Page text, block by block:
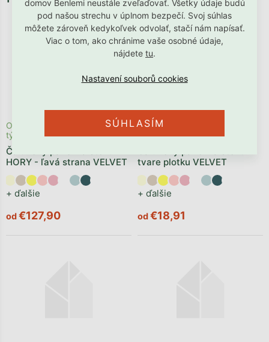
domov Benlemi neustále zveľaďovať. Všetky údaje budú
pod našou strechu v úplnom bezpečí. Svoj súhlas
môžete zároveň kedykoľvek odvolať, stačí nám napísať.
Viac o tom, ako chránime vaše osobné údaje,
nájdete tu.
SÚHLASÍM
Čalúnený panel na stenu
HORY - ľavá strana VELVET
+ ďalšie
Odosielame počas 2 - 4
týždňov
od€127,90
tvare plotku VELVET
+ ďalšie
Odosielame počas 2 - 4
týždňov
od€18,91